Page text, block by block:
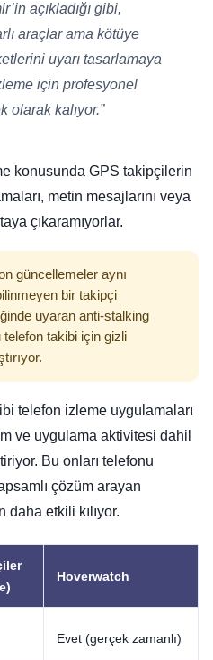
açıkladığı gibi,
araçlar ama kötüye
uyarı tasarlamaya
için profesyonel
olarak kalıyor.”
konusunda GPS takipçilerin
metin mesajlarını veya
çıkaramıyorlar.
güncellemeler aynı
bir takipçi
uyaran anti-stalking
telefon takibi için gizli
telefon izleme uygulamaları
ve uygulama aktivitesi dahil
Bu onları telefonu
çözüm arayan
etkili kılıyor.
Hoverwatch
Evet (gerçek zamanlı)